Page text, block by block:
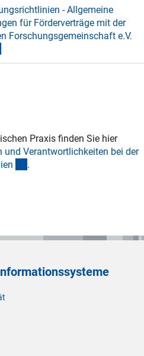
- Allgemeine
für Förderverträge mit der
Forschungsgemeinschaft e.V.
Praxis finden Sie hier
und Verantwortlichkeiten bei der
n .